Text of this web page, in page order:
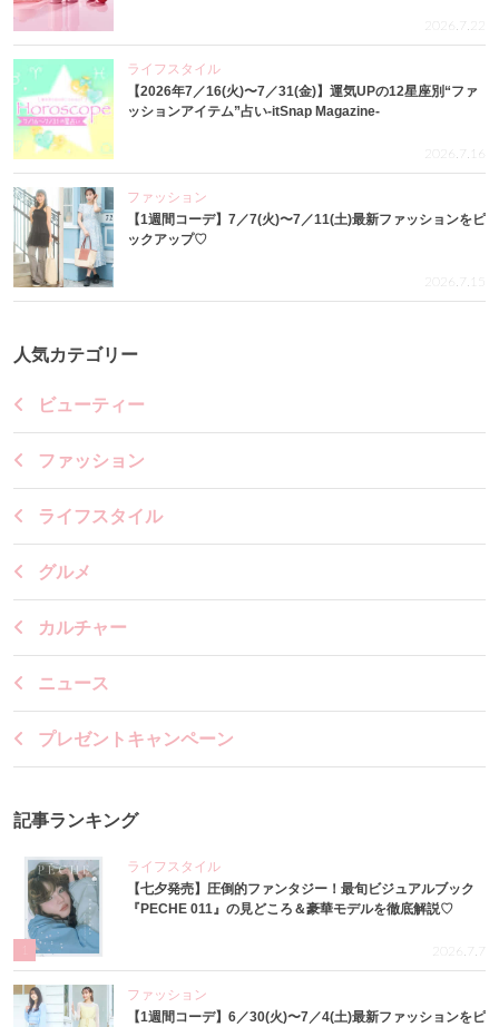
2026.7.22
ライフスタイル
【2026年7／16(火)〜7／31(金)】運気UPの12星座別“ファ
ッションアイテム”占い-itSnap Magazine-
2026.7.16
ファッション
【1週間コーデ】7／7(火)〜7／11(土)最新ファッションをピ
ックアップ♡
2026.7.15
人気カテゴリー
ビューティー
ファッション
ライフスタイル
グルメ
カルチャー
ニュース
プレゼントキャンペーン
記事ランキング
ライフスタイル
【七夕発売】圧倒的ファンタジー！最旬ビジュアルブック
『PECHE 011』の見どころ＆豪華モデルを徹底解説♡
2026.7.7
ファッション
【1週間コーデ】6／30(火)〜7／4(土)最新ファッションをピ